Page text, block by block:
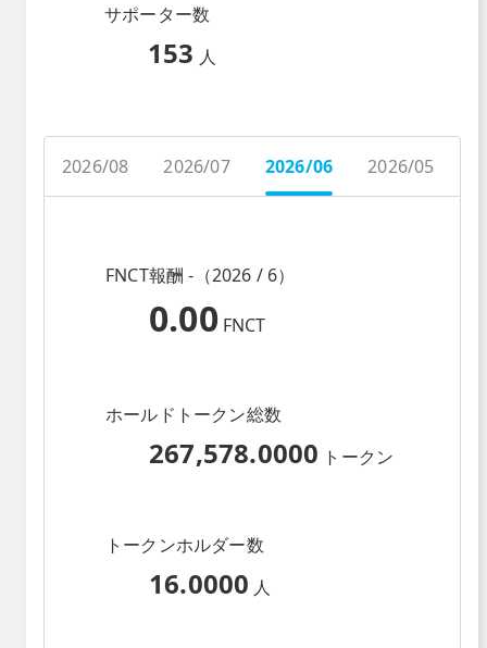
サポーター数
153 人
2026/08 2026/07 2026/06 2026/05
FNCT報酬 -（2026 / 6）
0.00 FNCT
ホールドトークン総数
267,578.0000 トークン
トークンホルダー数
16.0000 人